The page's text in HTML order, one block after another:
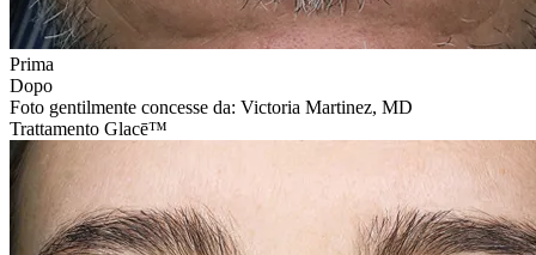
Prima
Dopo
Foto gentilmente concesse da: Victoria Martinez, MD
Trattamento Glacē™